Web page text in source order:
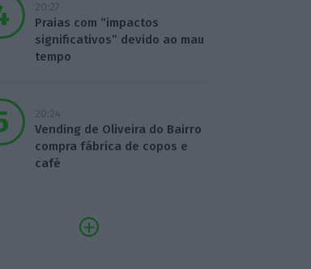
20:27
Praias com “impactos
significativos” devido ao mau
tempo
20:24
Vending de Oliveira do Bairro
compra fábrica de copos e
café